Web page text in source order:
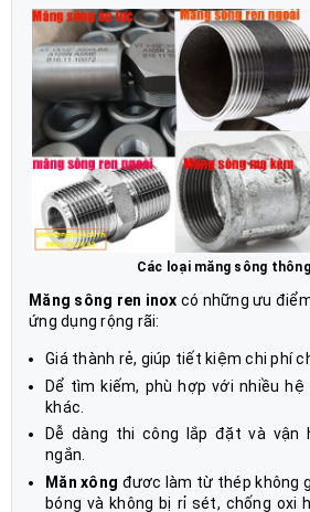
Các loại măng sông
Măng sông ren inox có những ưu
ứng dụng rộng rãi:
Giá thành rẻ, giúp tiết kiệm chi phí
Dể tìm kiếm, phù hợp với nhiều
khác.
Dễ dàng thi công lắp đặt và vận
ngắn.
Măn xông đươc làm từ thép không
bóng và không bị rỉ sét, chống oxi